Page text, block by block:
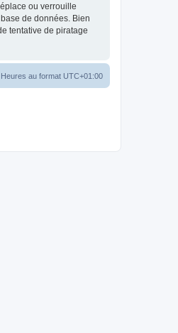
ou verrouille
de données. Bien
tentative de piratage
Heures au format UTC+01:00